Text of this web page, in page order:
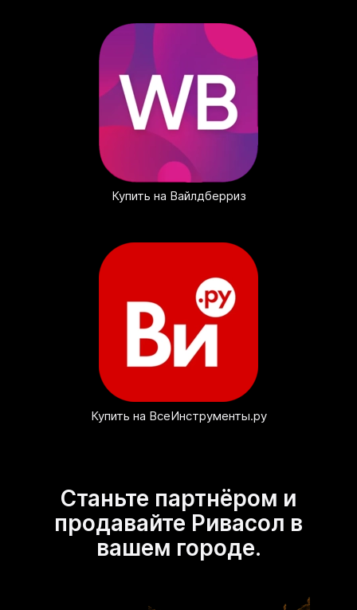
Купить на Вайлдберриз
Купить на ВсеИнструменты.ру
Станьте партнёром и
продавайте Ривасол в
вашем городе.